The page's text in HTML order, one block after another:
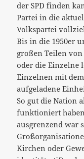
der SPD finden
Partei in die
Volkspartei
Bis in die 1950er
großen Teilen
oder die Einzelne
Einzelnen mit
aufgeladene
So gut die Nation
funktioniert
ausgrenzend war
Kirchen oder